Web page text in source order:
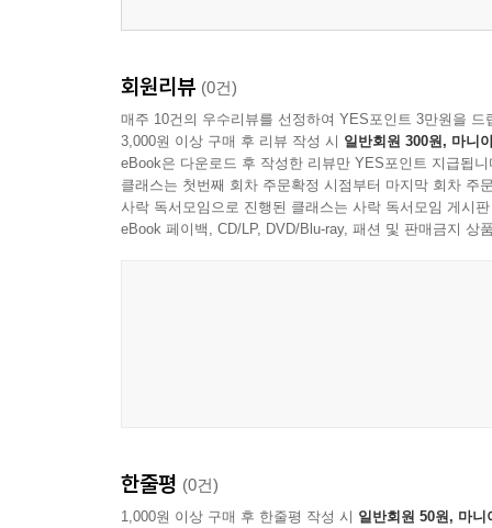
회원리뷰 (0건)
매주 10건의 우수리뷰를 선정하여 YES포인트 3만원을 드
3,000원 이상 구매 후 리뷰 작성 시 일반회원 300원, 마니
eBook은 다운로드 후 작성한 리뷰만 YES포인트 지급됩니
클래스는 첫번째 회차 주문확정 시점부터 마지막 회차 주
사락 독서모임으로 진행된 클래스는 사락 독서모임 게시
eBook 페이백, CD/LP, DVD/Blu-ray, 패션 및 판매금지 상
한줄평 (0건)
1,000원 이상 구매 후 한줄평 작성 시 일반회원 50원, 마니